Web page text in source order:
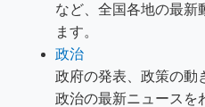
など、全国各地の最新
ます。
政治
政府の発表、政策の動
政治の最新ニュースを